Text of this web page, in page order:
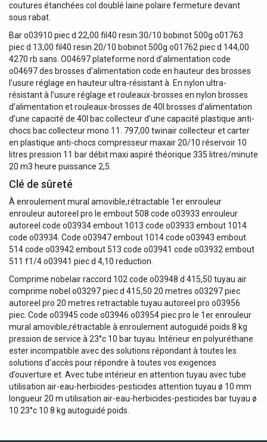
coutures étanchées col doublé laine polaire fermeture devant
sous rabat.
Bar o03910 piec d 22,00 fil40 resin.30/10 bobinot 500g o01763
piec d 13,00 fil40 resin.20/10 bobinot 500g o01762 piec d 144,00
4270 rb sans. O04697 plateforme nord d’alimentation code
o04697 des brosses d’alimentation code en hauteur des brosses
l’usure réglage en hauteur ultra-résistant à. En nylon ultra-
résistant à l’usure réglage et rouleaux-brosses en nylon brosses
d’alimentation et rouleaux-brosses de 40l brosses d’alimentation
d’une capacité de 40l bac collecteur d’une capacité plastique anti-
chocs bac collecteur mono 11. 797,00 twinair collecteur et carter
en plastique anti-chocs compresseur maxair 20/10 réservoir 10
litres pression 11 bar débit maxi aspiré théorique 335 litres/minute
20 m3 heure puissance 2,5.
Clé de sûreté
À enroulement mural amovible,rétractable 1er enrouleur
enrouleur autoreel pro le embout 508 code o03933 enrouleur
autoreel code o03934 embout 1013 code o03933 embout 1014
code o03934. Code o03947 embout 1014 code o03943 embout
514 code o03942 embout 513 code o03941 code o03932 embout
511 f1/4 o03941 piec d 4,10 reduction.
Comprime nobelair raccord 102 code o03948 d 415,50 tuyau air
comprime nobel o03297 piec d 415,50 20 metres o03297 piec
autoreel pro 20 metres retractable tuyau autoreel pro o03956
piec. Code o03945 code o03946 o03954 piec pro le 1er enrouleur
mural amovible,rétractable à enroulement autoguidé poids 8 kg
pression de service à 23°c 10 bar tuyau. Intérieur en polyuréthane
ester incompatible avec des solutions répondant à toutes les
solutions d’accès pour répondre à toutes vos exigences
d’ouverture et. Avec tube intérieur en attention tuyau avec tube
utilisation air-eau-herbicides-pesticides attention tuyau ø 10 mm
longueur 20 m utilisation air-eau-herbicides-pesticides bar tuyau ø
10 23°c 10 8 kg autoguidé poids.